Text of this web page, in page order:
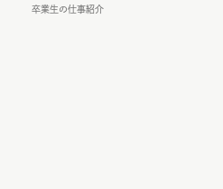
卒業生の仕事紹介